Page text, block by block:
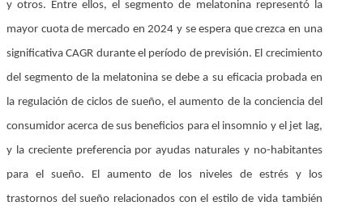
y otros. Entre ellos, el segmento de melatonina representó la
mayor cuota de mercado en 2024 y se espera que crezca en una
significativa CAGR durante el período de previsión. El crecimiento
del segmento de la melatonina se debe a su eficacia probada en
la regulación de ciclos de sueño, el aumento de la conciencia del
consumidor acerca de sus beneficios para el insomnio y el jet lag,
y la creciente preferencia por ayudas naturales y no-habitantes
para el sueño. El aumento de los niveles de estrés y los
trastornos del sueño relacionados con el estilo de vida también